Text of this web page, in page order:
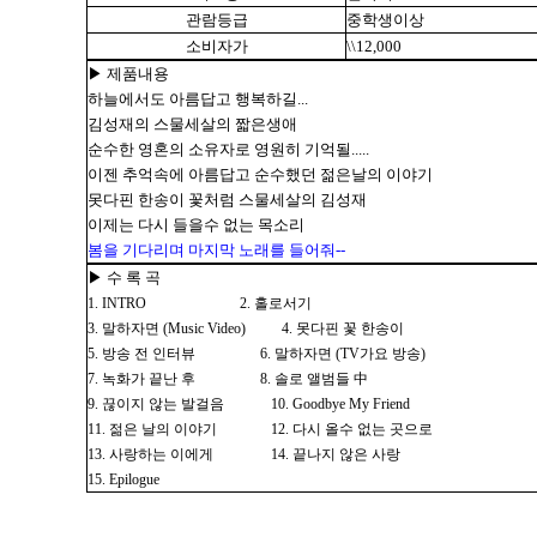
관람등급
중학생이상
소비자가
\\12,000
▶ 제품내용
하늘에서도 아름답고 행복하길...
김성재의 스물세살의 짧은생애
순수한 영혼의 소유자로 영원히 기억될.....
이젠 추억속에 아름답고 순수했던 젊은날의 이야기
못다핀 한송이 꽃처럼 스물세살의 김성재
이제는 다시 들을수 없는 목소리
봄을 기다리며 마지막 노래를 들어줘--
▶ 수 록 곡
1. INTRO 2. 홀로서기
3. 말하자면 (Music Video) 4. 못다핀 꽃 한송이
5. 방송 전 인터뷰 6. 말하자면 (TV가요 방송)
7. 녹화가 끝난 후 8. 솔로 앨범들 中
9. 끊이지 않는 발걸음 10. Goodbye My Friend
11. 젊은 날의 이야기 12. 다시 올수 없는 곳으로
13. 사랑하는 이에게 14. 끝나지 않은 사랑
15. Epilogue